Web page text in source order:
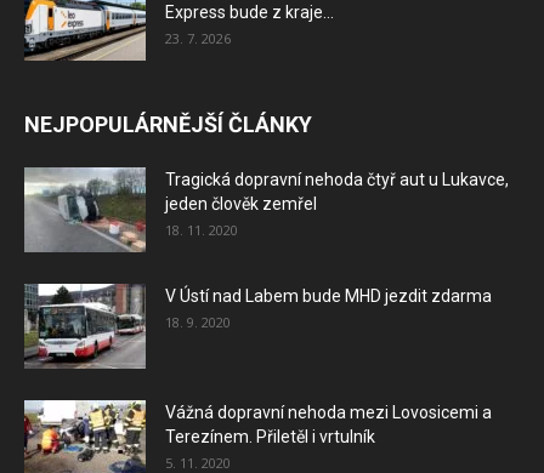
Express bude z kraje...
23. 7. 2026
NEJPOPULÁRNĚJŠÍ ČLÁNKY
Tragická dopravní nehoda čtyř aut u Lukavce,
jeden člověk zemřel
18. 11. 2020
V Ústí nad Labem bude MHD jezdit zdarma
18. 9. 2020
Vážná dopravní nehoda mezi Lovosicemi a
Terezínem. Přiletěl i vrtulník
5. 11. 2020